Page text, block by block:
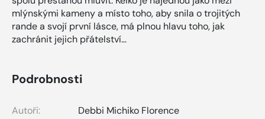
mlýnskými kameny a místo toho, aby snila o trojitých
rande a svojí první lásce, má plnou hlavu toho, jak
zachránit jejich přátelství…
Podrobnosti
Autoři:
Debbi Michiko Florence